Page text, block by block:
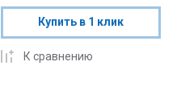
Купить в 1 клик
К сравнению